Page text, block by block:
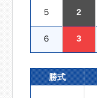
５ 2
６ 3
勝式